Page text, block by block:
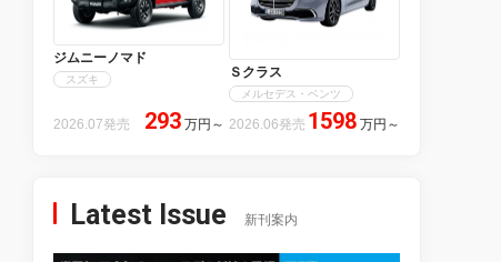
ジムニーノマド
スズキ
2026.07発売 293 万円 ～
Ｓクラス
メルセデス・ベンツ
2026.06発売 1598 万円 ～
Latest Issue 新刊案内